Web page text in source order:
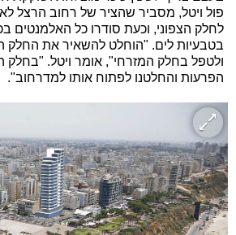
פול ויטל, מסביר שהציר של רחוב הרצל לא
לחלק הצפוני, וכעת סודרו כל האלמנטים
בטבעיות לים. "הוחלט להשאיר את החלק
ולטפל בחלק המזרחי", אומר ויטל. "בחלק
הפרעות והחלטנו לפתוח אותו למדרחוב".